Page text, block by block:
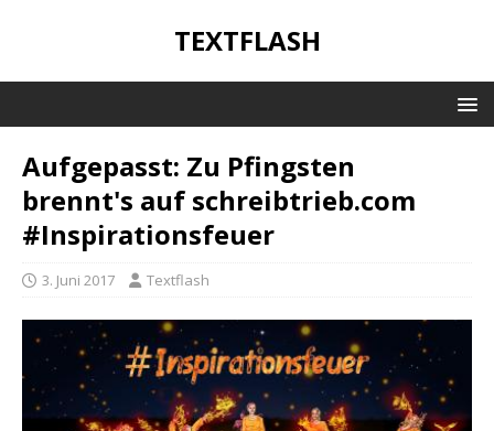
TEXTFLASH
Aufgepasst: Zu Pfingsten
brennt's auf schreibtrieb.com
#Inspirationsfeuer
3. Juni 2017 Textflash